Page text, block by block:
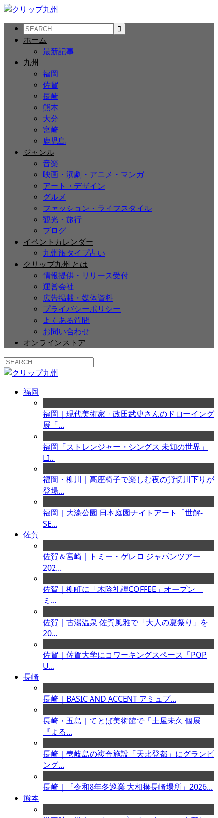
ホーム
最新記事
九州
福岡
佐賀
長崎
熊本
大分
宮崎
鹿児島
ジャンル
音楽
映画・演劇・アニメ・マンガ
アート・デザイン
グルメ
ファッション・ライフスタイル
観光・旅行
ブログ
イベントカレンダー
九州旅タイプ占い
クリップ九州 とは
情報提供・リリース受付
運営会社
広告掲載・媒体資料
プライバシーポリシー
よくある質問
お問い合わせ
オンラインストア
福岡
福岡｜現代美術家・政田武史さんのドローイング
展「...
福岡「ストレンジャー・シングス 未知の世界」
LI...
福岡・柳川｜高座椅子で楽しむ夜の貸切川下りが
登場...
福岡｜大濠公園 日本庭園ナイトアート「世解-
SE...
佐賀
佐賀＆宮崎｜トミー・ゲレロ ジャパンツアー
202...
佐賀｜柳町に「木陰礼讃COFFEE」オープン
ミ...
佐賀｜古湯温泉 佐賀風雅で「大人の夏祭り」を
20...
佐賀｜佐賀大学にコワーキングスペース「POP
U...
長崎
長崎｜BASIC AND ACCENT アミュプ...
長崎・五島｜てとば美術館で「土屋未久 個展
『よる...
長崎｜壱岐島の複合施設「天比登都」にグランピ
ング...
長崎｜「令和8年冬巡業 大相撲長崎場所」2026...
熊本